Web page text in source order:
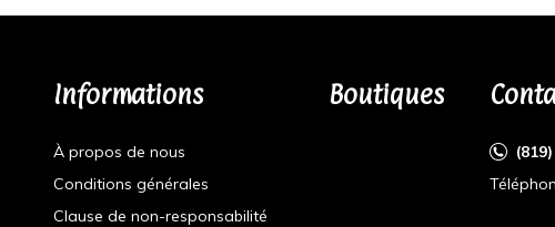
Informations
À propos de nous
Conditions générales
Clause de non-responsabilité
Boutiques